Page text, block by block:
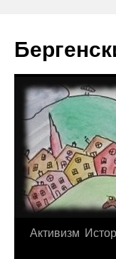
содержимому
Активизм